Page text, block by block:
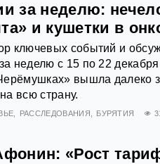
за неделю:
и кушетки в
ключевых событий и
неделю с 15 по 22
вышла далеко
всю страну.
РАССЛЕДОВАНИЯ БУРЯТИЯ
«Рост